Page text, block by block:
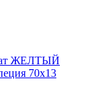
ЖЕЛТЫЙ
70х13